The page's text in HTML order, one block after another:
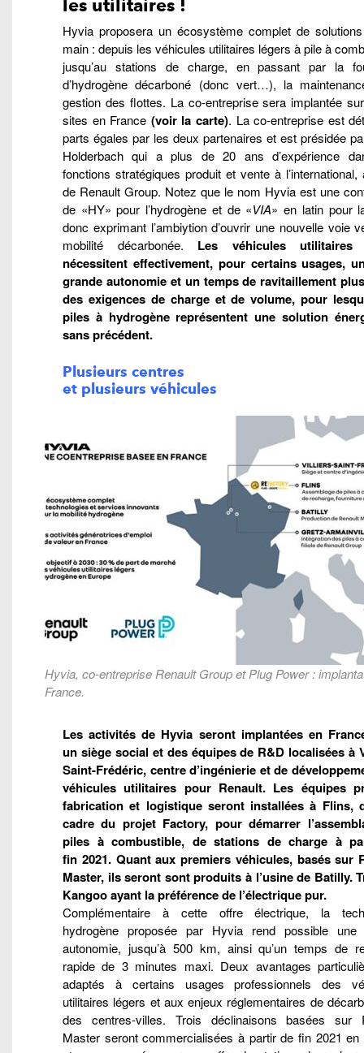
les utilitaires !
Hyvia proposera un écosystème complet de
main : depuis les véhicules utilitaires légers à pile à
jusqu’au stations de charge, en passant par la
d’hydrogène décarboné (donc vert…), la
gestion des flottes. La co-entreprise sera implantée
sites en France (voir la carte). La co-entreprise est
parts égales par les deux partenaires et est présidée
Holderbach qui a plus de 20 ans d’expérience
fonctions stratégiques produit et vente à l’international,
de Renault Group. Notez que le nom Hyvia est une
de «HY» pour l’hydrogène et de «VIA» en latin pour
donc exprimant l’ambiytion d’ouvrir une nouvelle voie
mobilité décarbonée. Les véhicules utilitaires
nécessitent effectivement, pour certains usages,
grande autonomie et un temps de ravitaillement
des exigences de charge et de volume, pour
piles à hydrogène représentent une solution
sans précédent.
Plusieurs centres
et plusieurs véhicules
Hyvia, co-entreprise Renault Group et Plug Power :
France.
Les activités de Hyvia seront implantées en
un siège social et des équipes de R&D localisées à
Saint-Frédéric, centre d’ingénierie et de
véhicules utilitaires pour Renault. Les équipes
fabrication et logistique seront installées à Flins,
cadre du projet Factory, pour démarrer
piles à combustible, de stations de charge à
fin 2021. Quant aux premiers véhicules, basés sur
Master, ils seront sont produits à l’usine de Batilly.
Kangoo ayant la préférence de l’électrique pur.
Complémentaire à cette offre électrique, la
hydrogène proposée par Hyvia rend possible une
autonomie, jusqu’à 500 km, ainsi qu’un temps de
rapide de 3 minutes maxi. Deux avantages
adaptés à certains usages professionnels des
utilitaires légers et aux enjeux réglementaires de
des centres-villes. Trois déclinaisons basées sur
Master seront commercialisées à partir de fin 2021 en